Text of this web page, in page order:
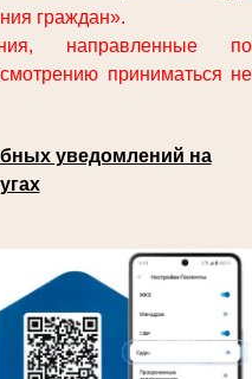
граждан».
направленные по
приниматься не
уведомлений на